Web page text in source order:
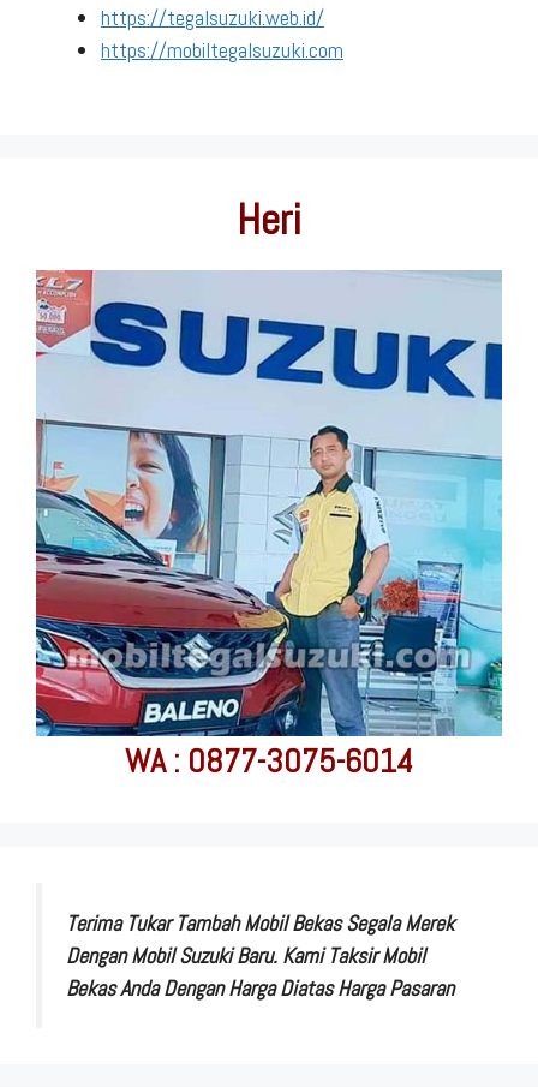
https://tegalsuzuki.web.id/
https://mobiltegalsuzuki.com
Heri
WA : 0877-3075-6014
Terima Tukar Tambah Mobil Bekas Segala Merek
Dengan Mobil Suzuki Baru. Kami Taksir Mobil
Bekas Anda Dengan Harga Diatas Harga Pasaran